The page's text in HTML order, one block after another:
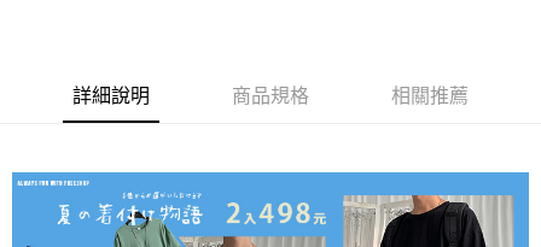
外島郵寄詳細說明 商品規格 相關推薦